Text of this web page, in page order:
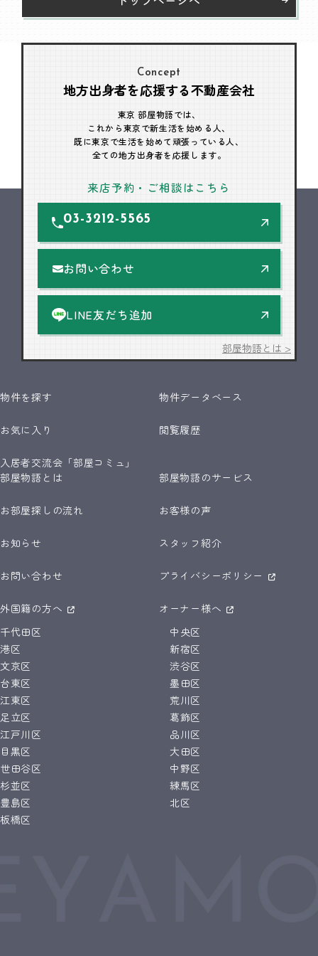
Concept
地方出身者を応援する不動産会社
東京 部屋物語では、
これから東京で新生活を始める人、
既に東京で生活を始めて頑張っている人、
全ての地方出身者を応援します。
来店予約・ご相談はこちら
03-3212-5565
お問い合わせ
LINE友だち追加
部屋物語とは >
物件を探す 物件データベース
お気に入り 閲覧履歴
入居者交流会「部屋コミュ」
部屋物語とは
部屋物語のサービス
お部屋探しの流れ お客様の声
お知らせ スタッフ紹介
お問い合わせ プライバシーポリシー
外国籍の方へ
オーナー様へ
千代田区
中央区
港区
新宿区
文京区
渋谷区
台東区
墨田区
江東区
荒川区
足立区
葛飾区
江戸川区
品川区
目黒区
大田区
世田谷区
中野区
杉並区
練馬区
豊島区
北区
板橋区